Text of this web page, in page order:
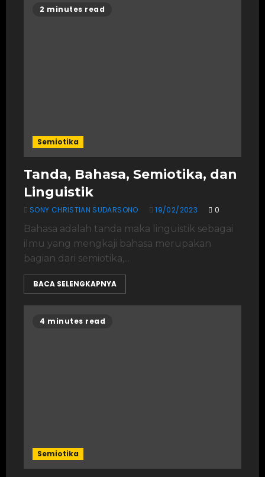
2 minutes read
Semiotika
Tanda, Bahasa, Semiotika, dan
Linguistik
SONY CHRISTIAN SUDARSONO 19/02/2023 0
Bahasa adalah tanda maka linguistik sebagai
ilmu yang mengkaji bahasa merupakan
bagian dari semiotika,...
BACA SELENGKAPNYA
4 minutes read
Semiotika